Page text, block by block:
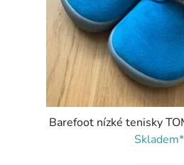
Barefoot nízké tenisky
Skladem*